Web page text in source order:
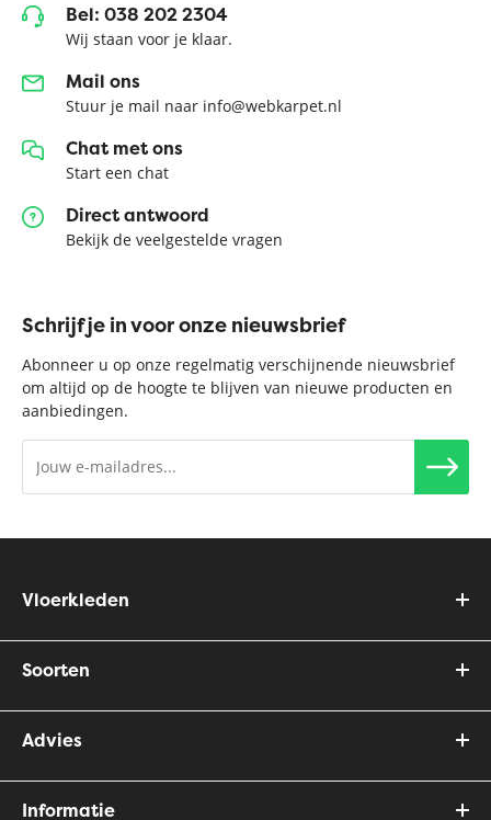
Bel: 038 202 2304
Wij staan voor je klaar.
Mail ons
Stuur je mail naar info@webkarpet.nl
Chat met ons
Start een chat
Direct antwoord
Bekijk de veelgestelde vragen
Schrijf je in voor onze nieuwsbrief
Abonneer u op onze regelmatig verschijnende nieuwsbrief
om altijd op de hoogte te blijven van nieuwe producten en
aanbiedingen.
Vloerkleden
Soorten
Advies
Informatie